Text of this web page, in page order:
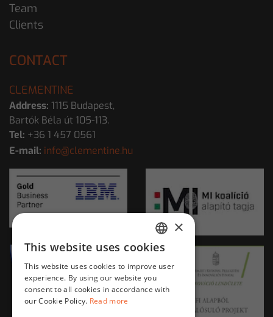
Team
Clients
CONTACT
CLEMENTINE
Address: 1115 Budapest,
Bartók Béla út 105-113.
Tel: +36 1 457 0561
E-mail: info@clementine.hu
HUNGARIAN
ENGLISH
×
This website uses cookies
This website uses cookies to improve user
experience. By using our website you
consent to all cookies in accordance with
our Cookie Policy. Read more